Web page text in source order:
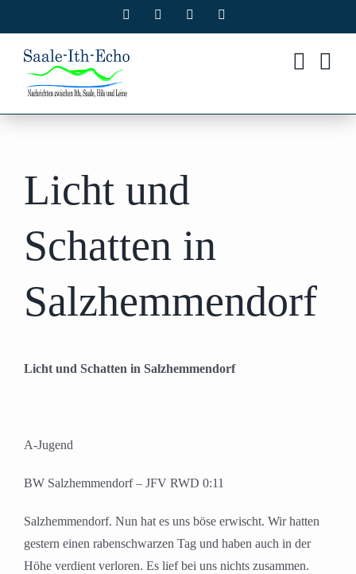
Inhalt
springen
Facebook Instagram
Licht und
Schatten in
Salzhemmendorf
Licht und Schatten in Salzhemmendorf
A-Jugend
BW Salzhemmendorf – JFV RWD 0:11
Salzhemmendorf. Nun hat es uns böse erwischt. Wir hatten
gestern einen rabenschwarzen Tag und haben auch in der
Höhe verdient verloren. Es lief bei uns nichts zusammen.